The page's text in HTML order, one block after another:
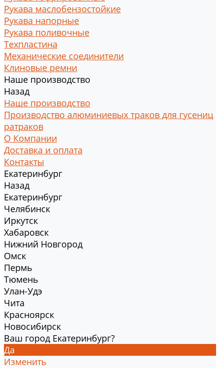
Рукава маслобензостойкие
Рукава напорные
Рукава поливочные
Техпластина
Механические соединители
Клиновые ремни
Наше производство
Назад
Наше производство
Производство алюминиевых траков для гусениц
ратраков
О Компании
Доставка и оплата
Контакты
Екатеринбург
Назад
Екатеринбург
Челябинск
Иркутск
Хабаровск
Нижний Новгород
Омск
Пермь
Тюмень
Улан-Удэ
Чита
Красноярск
Новосибирск
Ваш город Екатеринбург?
Да
Изменить